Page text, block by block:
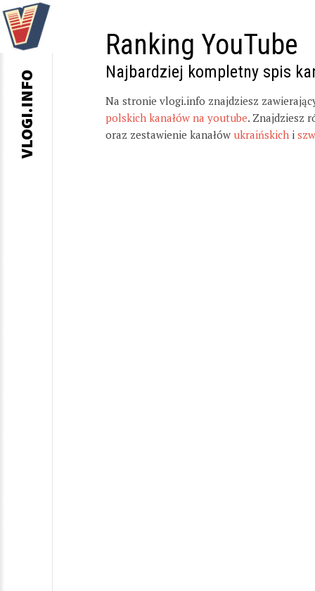
Ranking YouTube
Najbardziej kompletny spis
Na stronie vlogi.info znajdziesz
polskich kanałów na youtube. Znajdziesz
oraz zestawienie kanałów ukraińskich i
VLOGI.INFO